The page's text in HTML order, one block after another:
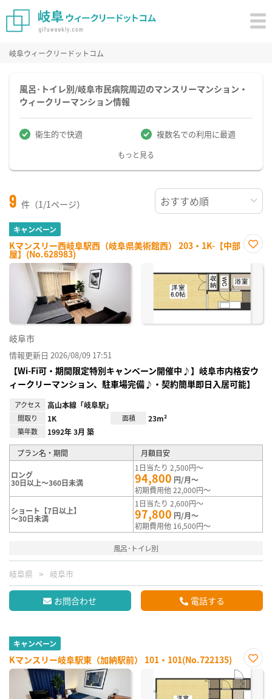
岐阜ウィークリードットコム
風呂･トイレ別/岐阜市民病院周辺のマンスリーマンション・
ウィークリーマンション情報
衛生的で快適 複数名での利用に最適
もっと見る
9 件（1/1ページ）
キャンペーン
Kマンスリー西岐阜駅西（岐阜県美術館西） 203・1K-【中部
屋】(No.628983)
に入
り登
録
岐阜市
情報更新日 2026/08/09 17:51
【Wi-Fi可・期間限定特別キャンペーン開催中♪】岐阜市内格安ウ
ィークリーマンション、駐車場完備♪・契約簡単即日入居可能】
アクセス 高山本線「岐阜駅」
間取り 1K 面積 23m²
築年数 1992年 3月 築
プラン名・期間 月額目安
ロング
30日以上～360日未満
1日当たり 2,500円～
94,800 円/月～
初期費用他 22,000円～
ショート【7日以上】
～30日未満
1日当たり 2,600円～
97,800 円/月～
初期費用他 16,500円～
風呂･トイレ別
岐阜県 岐阜市
お問合わせ 電話する
キャンペーン
Kマンスリー岐阜駅東（加納駅前） 101・101(No.722135)
お気
に入
り登